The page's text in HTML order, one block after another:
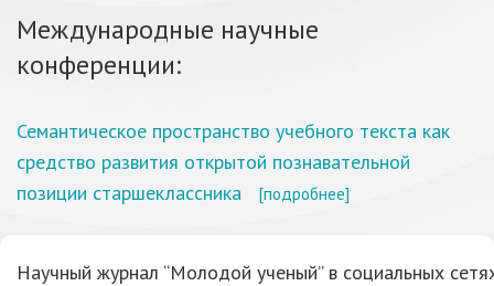
Международные научные
конференции:
Семантическое пространство учебного текста как
средство развития открытой познавательной
позиции старшеклассника
[подробнее]
Научный журнал “Молодой ученый” в социальных